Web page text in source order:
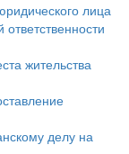
лица
жительства
делу на